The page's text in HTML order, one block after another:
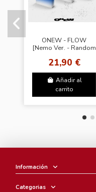
ONEW - FLOW
[Nemo Ver. - Random
21,90 €
Añadir al
carrito
Información
Categorias